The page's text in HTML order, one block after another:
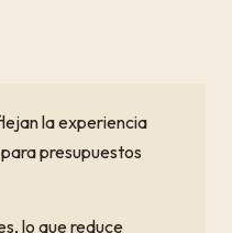
la experiencia
presupuestos
lo que reduce